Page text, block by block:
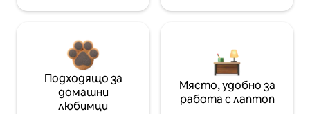
Подходящо за
домашни
любимци
Място, удобно за
работа с лаптоп